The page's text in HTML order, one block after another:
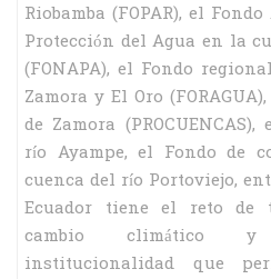
Riobamba (FOPAR), el
Protección del Agua en la
(FONAPA), el Fondo
Zamora y El Oro
de Zamora
río Ayampe, el Fondo de
cuenca del río Portoviejo,
Ecuador tiene el reto de
cambio climático
institucionalidad que